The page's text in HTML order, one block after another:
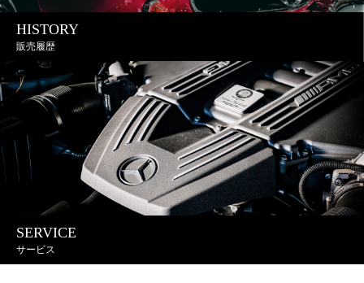
HISTORY
販売履歴
SERVICE
サービス